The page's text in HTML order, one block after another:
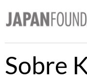
Sobre